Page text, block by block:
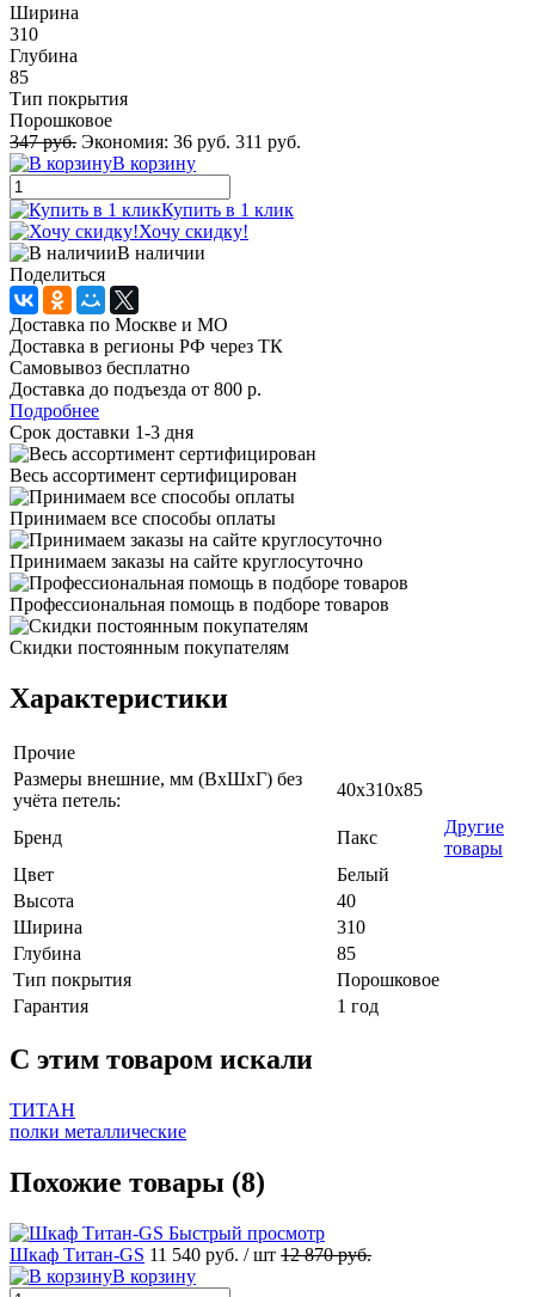
Ширина
310
Глубина
85
Тип покрытия
Порошковое
347 руб. Экономия: 36 руб. 311 руб.
В корзину
Купить в 1 клик
Хочу скидку!
В наличии
Поделиться
Доставка по Москве и МО
Доставка в регионы РФ через ТК
Самовывоз бесплатно
Доставка до подъезда от 800 р.
Подробнее
Срок доставки 1-3 дня
Весь ассортимент сертифицирован
Принимаем все способы оплаты
Принимаем заказы на сайте круглосуточно
Профессиональная помощь в подборе товаров
Скидки постоянным покупателям
Характеристики
Прочие
Размеры внешние, мм (ВхШхГ) без
учёта петель:
40x310x85
Бренд Пакс
Другие
товары
Цвет
Белый
Высота
40
Ширина
310
Глубина
85
Тип покрытия
Порошковое
Гарантия
1 год
C этим товаром искали
ТИТАН
полки металлические
Похожие товары (8)
Быстрый просмотр
Шкаф Титан-GS 11 540 руб. / шт 12 870 руб.
В корзину